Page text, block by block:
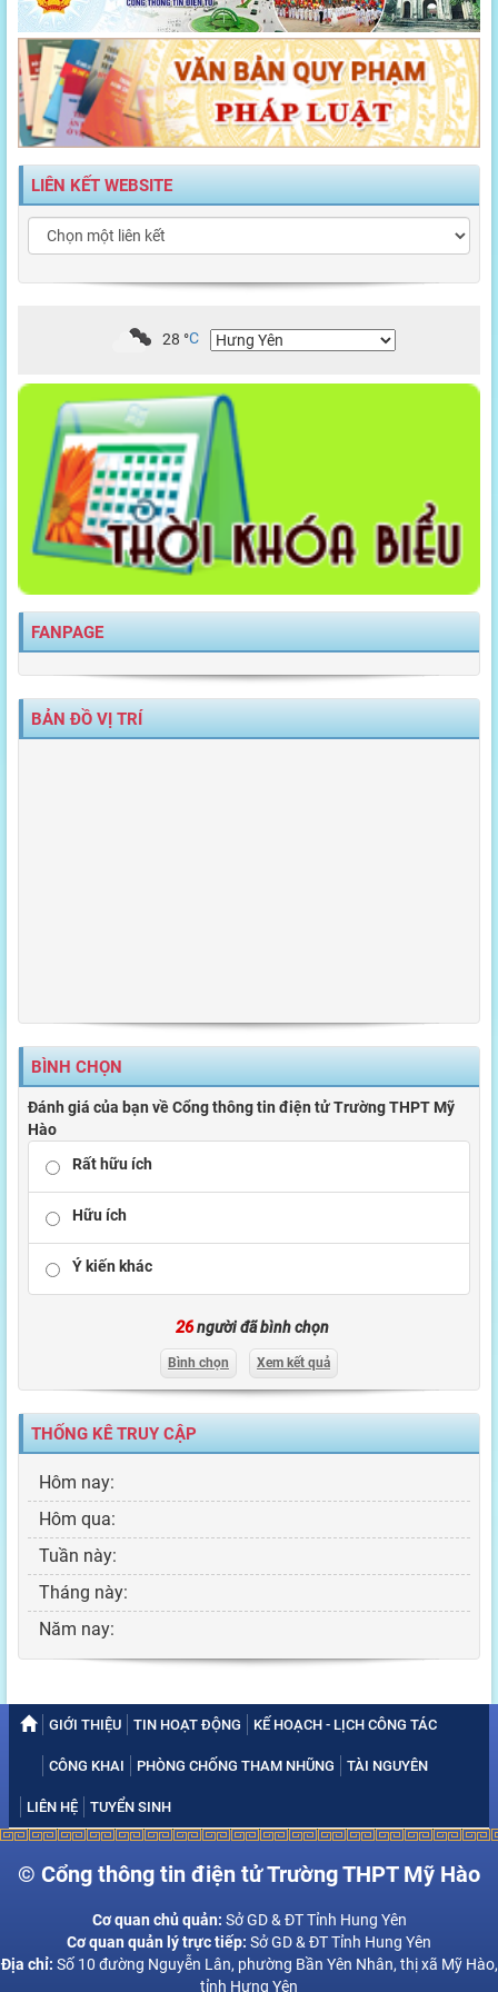
LIÊN KẾT WEBSITE
28 °C
FANPAGE
BẢN ĐỒ VỊ TRÍ
BÌNH CHỌN
Đánh giá của bạn về Cổng thông tin điện tử Trường THPT Mỹ
Hào
Rất hữu ích
Hữu ích
Ý kiến khác
26người đã bình chọn
Bình chọn Xem kết quả
THỐNG KÊ TRUY CẬP
Hôm nay:
Hôm qua:
Tuần này:
Tháng này:
Năm nay:
GIỚI THIỆU TIN HOẠT ĐỘNG KẾ HOẠCH - LỊCH CÔNG TÁC
CÔNG KHAI PHÒNG CHỐNG THAM NHŨNG TÀI NGUYÊN
LIÊN HỆ TUYỂN SINH
© Cổng thông tin điện tử Trường THPT Mỹ Hào
Cơ quan chủ quản: Sở GD & ĐT Tỉnh Hung Yên
Cơ quan quản lý trực tiếp: Sở GD & ĐT Tỉnh Hung Yên
Địa chỉ: Số 10 đường Nguyễn Lân, phường Bần Yên Nhân, thị xã Mỹ Hào,
tỉnh Hưng Yên